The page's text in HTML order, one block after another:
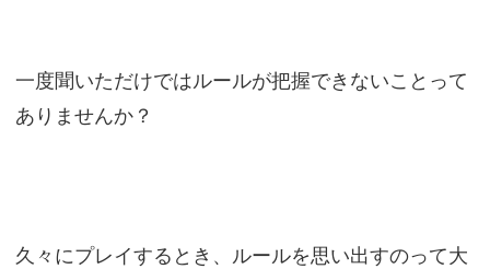
一度聞いただけではルールが把握できないことって
ありませんか？
久々にプレイするとき、ルールを思い出すのって大